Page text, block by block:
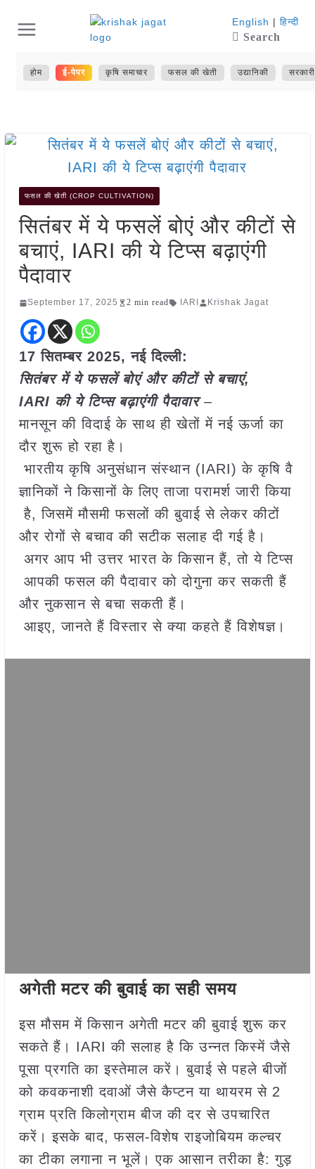
content
English | हिन्दी
Search
होम ई-पेपर कृषि समाचार फसल की खेती उद्यानिकी
फसल की खेती (CROP CULTIVATION)
सितंबर में ये फसलें बोएं और कीटों से
बचाएं, IARI की ये टिप्स बढ़ाएंगी
पैदावार
September 17, 2025 2 min read IARI Krishak Jagat
17 सितम्बर 2025, नई दिल्ली:
सितंबर में ये फसलें बोएं और कीटों से बचाएं,
IARI की ये टिप्स बढ़ाएंगी पैदावार–
मानसून की विदाई के साथ ही खेतों में नई ऊर्जा का
दौर शुरू हो रहा है।
भारतीय कृषि अनुसंधान संस्थान (IARI) के कृषि वै
ज्ञानिकों ने किसानों के लिए ताजा परामर्श जारी किया
है, जिसमें मौसमी फसलों की बुवाई से लेकर कीटों
और रोगों से बचाव की सटीक सलाह दी गई है।
अगर आप भी उत्तर भारत के किसान हैं, तो ये टिप्स
आपकी फसल की पैदावार को दोगुना कर सकती हैं
और नुकसान से बचा सकती हैं।
आइए, जानते हैं विस्तार से क्या कहते हैं विशेषज्ञ।
अगेती मटर की बुवाई का सही समय
इस मौसम में किसान अगेती मटर की बुवाई शुरू कर
सकते हैं। IARI की सलाह है कि उन्नत किस्में जैसे
पूसा प्रगति का इस्तेमाल करें। बुवाई से पहले बीजों
को कवकनाशी दवाओं जैसे कैप्टन या थायरम से 2
ग्राम प्रति किलोग्राम बीज की दर से उपचारित
करें। इसके बाद, फसल-विशेष राइजोबियम कल्चर
का टीका लगाना न भूलें। एक आसान तरीका है: गुड़